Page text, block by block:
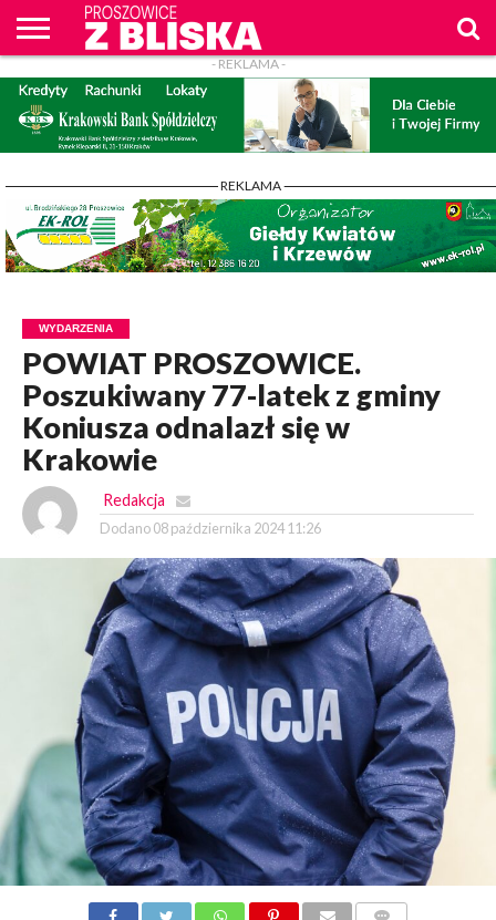
O
NAS
WIADOMOŚCI
ZAPYTAM
WPROST
CENNIK
REKLAM
PROSZOWICE
Z BLISKA
KONTAKT
- REKLAMA -
- REKLAMA -
WYDARZENIA
POWIAT PROSZOWICE.
Poszukiwany 77-latek z gminy
Koniusza odnalazł się w
Krakowie
Redakcja
Dodano 08 października 2024 11:26